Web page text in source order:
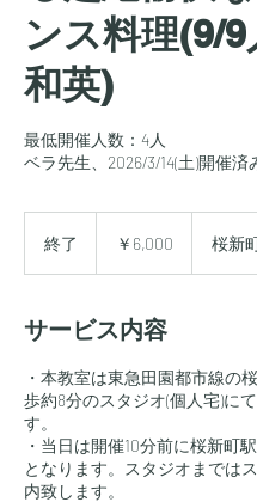
ンス料理(9/9
和英)
最低開催人数：4人
ベラ先生、2026/3/14(土)開催済
終了 ￥6,000 桜新
サービス内容
・本教室は東急田園都市線の
歩約8分のスタジオ(個人宅)に
す。
・当日は開催10分前に桜新町
となります。スタジオまでは
内致します。